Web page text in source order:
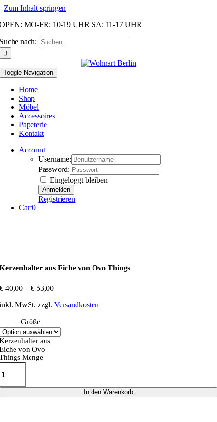
Zum Inhalt springen
OPEN: MO-FR: 10-19 UHR SA: 11-17 UHR
Suche nach:
Toggle Navigation
Home
Shop
Möbel
Accessoires
Papeterie
Kontakt
Account
Username:
Password:
Eingeloggt bleiben
Registrieren
Cart0
Kerzenhalter aus Eiche von Ovo Things
€ 40,00 –€ 53,00
inkl. MwSt. zzgl.Versandkosten
Größe
Kerzenhalter aus
Eiche von Ovo
Things Menge
In den Warenkorb